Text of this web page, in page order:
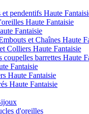
et pendentifs Haute
Haute Fantaisie
Fantaisie
et Chaînes Haute
Colliers Haute Fantaisie
coupelles barrettes Haute
Fantaisie
Haute Fantaisie
Haute Fantaisie
d'oreilles